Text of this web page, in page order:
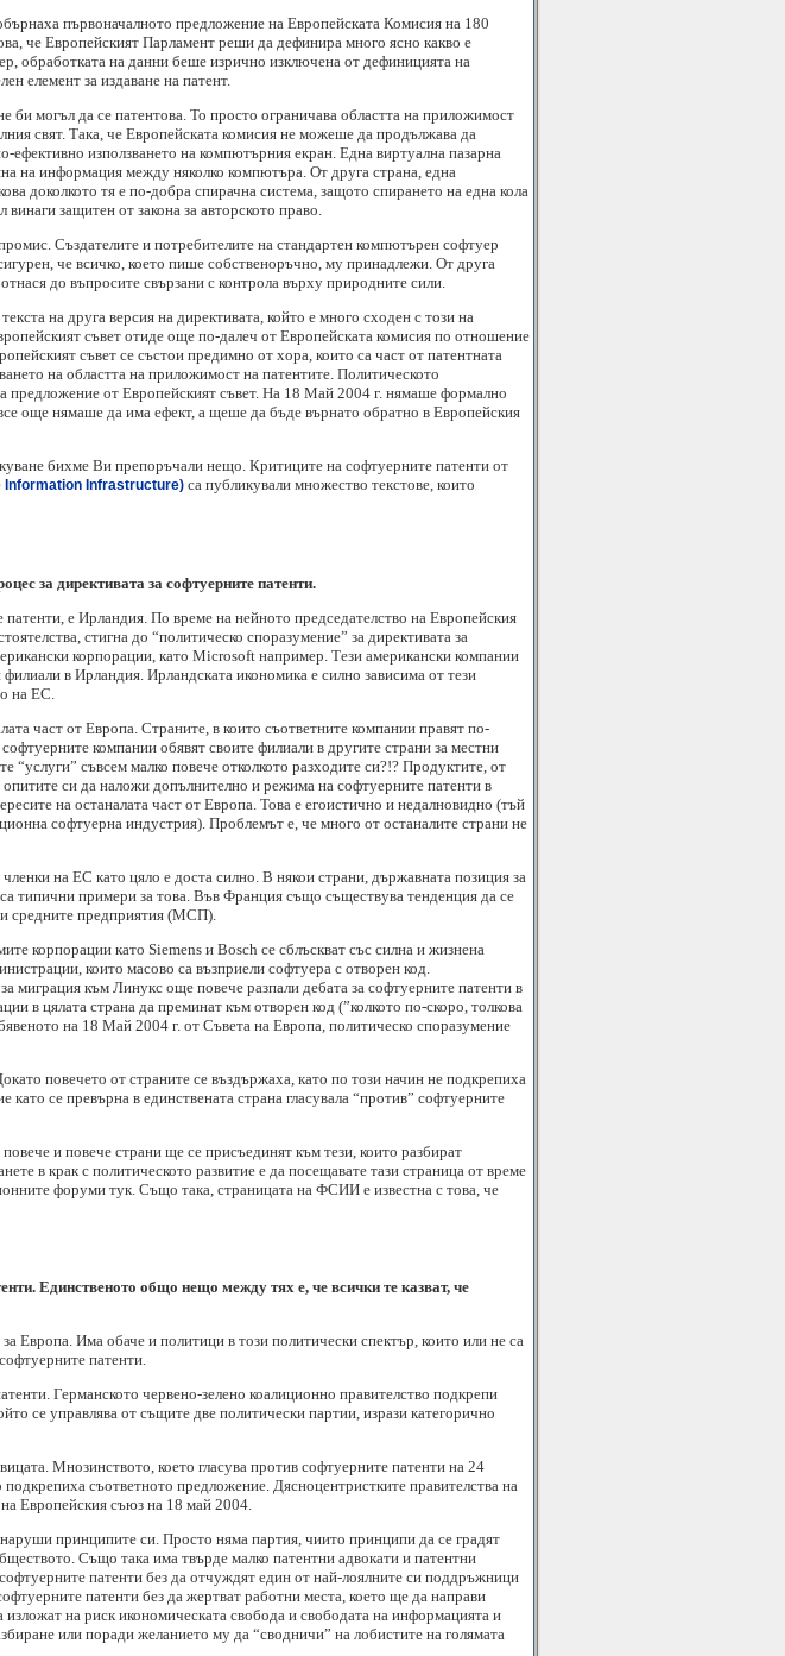
първоначалното предложение на Европейската Комисия на 180
че Европейският Парламент реши да дефинира много ясно какво е
обработката на данни беше изрично изключена от дефиницията на
елемент за издаване на патент.
могъл да се патентова. То просто ограничава областта на приложимост
свят. Така, че Европейската комисия не можеше да продължава да
използването на компютърния екран. Една виртуална пазарна
на информация между няколко компютъра. От друга страна, една
доколкото тя е по-добра спирачна система, защото спирането на една кола
защитен от закона за авторското право.
Създателите и потребителите на стандартен компютърен софтуер
че всичко, което пише собственоръчно, му принадлежи. От друга
до въпросите свързани с контрола върху природните сили.
на друга версия на директивата, който е много сходен с този на
съвет отиде още по-далеч от Европейската комисия по отношение
съвет се състои предимно от хора, които са част от патентната
на областта на приложимост на патентите. Политическото
от Европейският съвет. На 18 Май 2004 г. нямаше формално
още нямаше да има ефект, а щеше да бъде върнато обратно в Европейския
бихме Ви препоръчали нещо. Критиците на софтуерните патенти от
Information Infrastructure) са публикували множество текстове, които
за директивата за софтуерните патенти.
е Ирландия. По време на нейното председателство на Европейския
стигна до “политическо споразумение” за директивата за
корпорации, като Microsoft например. Тези американски компании
в Ирландия. Ирландската икономика е силно зависима от тези
на ЕС.
част от Европа. Страните, в които съответните компании правят по-
компании обявят своите филиали в другите страни за местни
“услуги” съвсем малко повече отколкото разходите си?!? Продуктите, от
си да наложи допълнително и режима на софтуерните патенти в
на останалата част от Европа. Това е егоистично и недалновидно (тъй
софтуерна индустрия). Проблемът е, че много от останалите страни не
на ЕС като цяло е доста силно. В някои страни, държавната позиция за
типични примери за това. Във Франция също съществува тенденция да се
средните предприятия (МСП).
корпорации като Siemens и Bosch се сблъскват със силна и жизнена
които масово са възприели софтуера с отворен код.
към Линукс още повече разпали дебата за софтуерните патенти в
в цялата страна да преминат към отворен код (”колкото по-скоро, толкова
на 18 Май 2004 г. от Съвета на Европа, политическо споразумение
повечето от страните се въздържаха, като по този начин не подкрепиха
се превърна в единствената страна гласувала “против” софтуерните
и повече страни ще се присъединят към тези, които разбират
в крак с политическото развитие е да посещавате тази страница от време
форуми тук. Също така, страницата на ФСИИ е известна с това, че
Единственото общо нещо между тях е, че всички те казват, че
Европа. Има обаче и политици в този политически спектър, които или не са
патенти.
Германското червено-зелено коалиционно правителство подкрепи
се управлява от същите две политически партии, изрази категорично
Мнозинството, което гласува против софтуерните патенти на 24
съответното предложение. Дясноцентристките правителства на
Европейския съюз на 18 май 2004.
принципите си. Просто няма партия, чиито принципи да се градят
Също така има твърде малко патентни адвокати и патентни
патенти без да отчуждят един от най-лоялните си поддръжници
патенти без да жертват работни места, което ще да направи
на риск икономическата свобода и свободата на информацията и
или поради желанието му да “сводничи” на лобистите на голямата